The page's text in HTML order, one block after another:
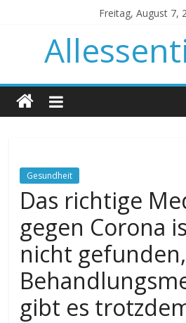
Freitag, August 7,
Gesundheit
Das richtige
gegen Corona
nicht gefunden,
gibt es